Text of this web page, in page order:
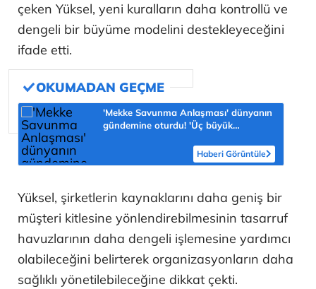
çeken Yüksel, yeni kuralların daha kontrollü ve
dengeli bir büyüme modelini destekleyeceğini
ifade etti.
'Mekke Savunma Anlaşması' dünyanın
gündemine oturdu! 'Üç büyük
Haberi Görüntüle
Yüksel, şirketlerin kaynaklarını daha geniş bir
müşteri kitlesine yönlendirebilmesinin tasarruf
havuzlarının daha dengeli işlemesine yardımcı
olabileceğini belirterek organizasyonların daha
sağlıklı yönetilebileceğine dikkat çekti.